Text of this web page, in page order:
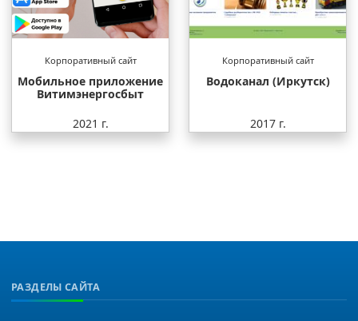
Корпоративный сайт
Мобильное приложение
Витимэнергосбыт
2021 г.
Корпоративный сайт
Водоканал (Иркутск)
2017 г.
РАЗДЕЛЫ САЙТА